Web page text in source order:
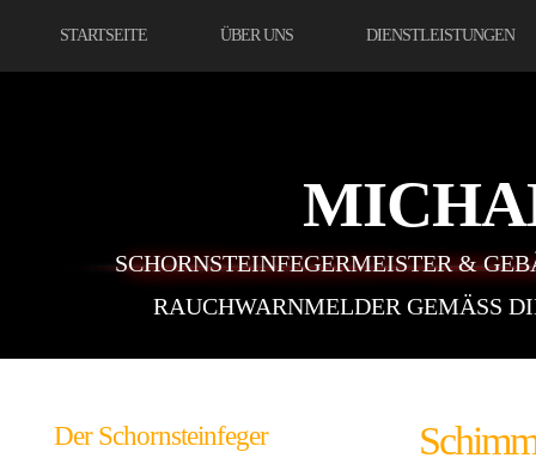
STARTSEITE ÜBER UNS DIENSTLEISTUNGEN
SCHORNSTEINFEGERMEISTER &
RAUCHWARNMELDER GEMÄSS
Der Schornsteinfeger